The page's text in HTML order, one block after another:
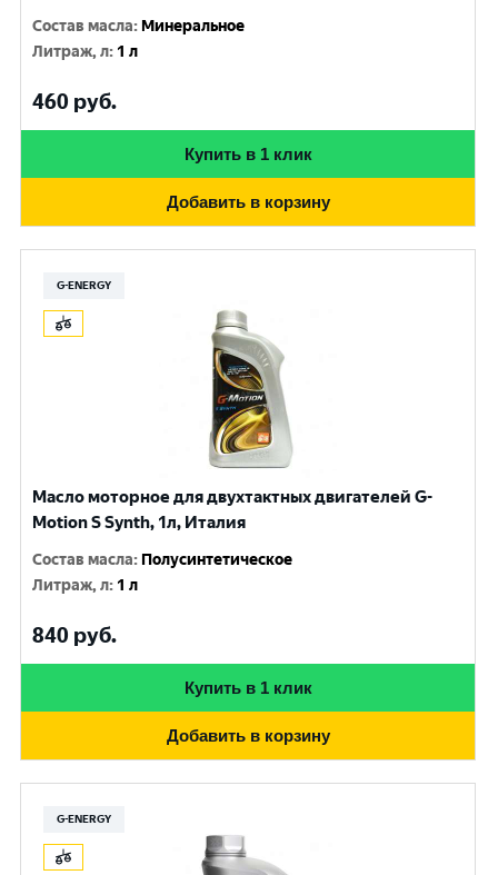
Состав масла: Минеральное
Литраж, л: 1 л
460 руб.
Купить в 1 клик
Добавить в корзину
G-ENERGY
Масло моторное для двухтактных двигателей G-
Motion S Synth, 1л, Италия
Состав масла: Полусинтетическое
Литраж, л: 1 л
840 руб.
Купить в 1 клик
Добавить в корзину
G-ENERGY